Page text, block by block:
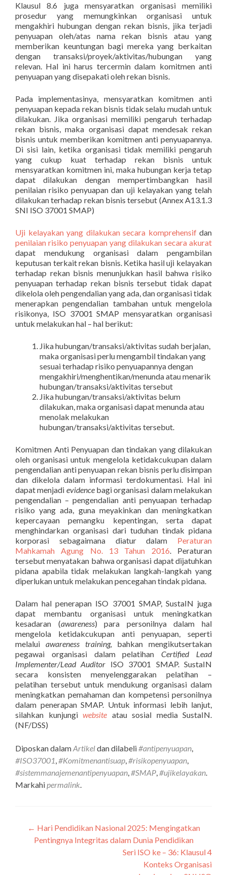
Klausul 8.6 juga mensyaratkan organisasi memiliki
prosedur yang memungkinkan organisasi untuk
mengakhiri hubungan dengan rekan bisnis, jika terjadi
penyuapan oleh/atas nama rekan bisnis atau yang
memberikan keuntungan bagi mereka yang berkaitan
dengan transaksi/proyek/aktivitas/hubungan yang
relevan. Hal ini harus tercermin dalam komitmen anti
penyuapan yang disepakati oleh rekan bisnis.
Pada implementasinya, mensyaratkan komitmen anti
penyuapan kepada rekan bisnis tidak selalu mudah untuk
dilakukan. Jika organisasi memiliki pengaruh terhadap
rekan bisnis, maka organisasi dapat mendesak rekan
bisnis untuk memberikan komitmen anti penyuapannya.
Di sisi lain, ketika organisasi tidak memiliki pengaruh
yang cukup kuat terhadap rekan bisnis untuk
mensyaratkan komitmen ini, maka hubungan kerja tetap
dapat dilakukan dengan mempertimbangkan hasil
penilaian risiko penyuapan dan uji kelayakan yang telah
dilakukan terhadap rekan bisnis tersebut (Annex A13.1.3
SNI ISO 37001 SMAP)
Uji kelayakan yang dilakukan secara komprehensifdan
penilaian risiko penyuapan yang dilakukan secara akurat
dapat mendukung organisasi dalam pengambilan
keputusan terkait rekan bisnis. Ketika hasil uji kelayakan
terhadap rekan bisnis menunjukkan hasil bahwa risiko
penyuapan terhadap rekan bisnis tersebut tidak dapat
dikelola oleh pengendalian yang ada, dan organisasi tidak
menerapkan pengendalian tambahan untuk mengelola
risikonya, ISO 37001 SMAP mensyaratkan organisasi
untuk melakukan hal – hal berikut:
Jika hubungan/transaksi/aktivitas sudah berjalan,
maka organisasi perlu mengambil tindakan yang
sesuai terhadap risiko penyuapannya dengan
mengakhiri/menghentikan/menunda atau menarik
hubungan/transaksi/aktivitas tersebut
Jika hubungan/transaksi/aktivitas belum
dilakukan, maka organisasi dapat menunda atau
menolak melakukan
hubungan/transaksi/aktivitas tersebut.
Komitmen Anti Penyuapan dan tindakan yang dilakukan
oleh organisasi untuk mengelola ketidakcukupan dalam
pengendalian anti penyuapan rekan bisnis perlu disimpan
dan dikelola dalam informasi terdokumentasi. Hal ini
dapat menjadi evidencebagi organisasi dalam melakukan
pengendalian – pengendalian anti penyuapan terhadap
risiko yang ada, guna meyakinkan dan meningkatkan
kepercayaan pemangku kepentingan, serta dapat
menghindarkan organisasi dari tuduhan tindak pidana
korporasi sebagaimana diatur dalam Peraturan
Mahkamah Agung No. 13 Tahun 2016. Peraturan
tersebut menyatakan bahwa organisasi dapat dijatuhkan
pidana apabila tidak melakukan langkah-langkah yang
diperlukan untuk melakukan pencegahan tindak pidana.
Dalam hal penerapan ISO 37001 SMAP, SustaIN juga
dapat membantu organisasi untuk meningkatkan
kesadaran (awareness) para personilnya dalam hal
mengelola ketidakcukupan anti penyuapan, seperti
melalui awareness training, bahkan mengikutsertakan
pegawai organisasi dalam pelatihanCertified Lead
Implementer/Lead Auditor ISO 37001 SMAP. SustaIN
secara konsisten menyelenggarakan pelatihan –
pelatihan tersebut untuk mendukung organisasi dalam
meningkatkan pemahaman dan kompetensi personilnya
dalam penerapan SMAP. Untuk informasi lebih lanjut,
silahkan kunjungi website atau sosial media SustaIN.
(NF/DSS)
Diposkan dalamArtikeldan dilabeli#antipenyuapan,
#ISO37001,#Komitmenantisuap,#risikopenyuapan,
#sistemmanajemenantipenyuapan,#SMAP,#ujikelayakan.
Markahipermalink.
Navigasi
← Hari Pendidikan Nasional 2025: Mengingatkan
Pentingnya Integritas dalam Dunia Pendidikan
Seri ISO ke – 36: Klausul 4
Konteks Organisasi